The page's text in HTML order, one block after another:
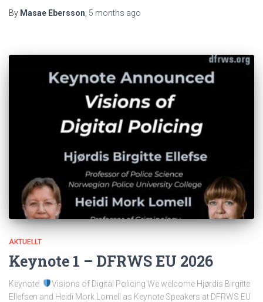
By Masae Ebersson, 5 months ago
AKTUELLT
Keynote 1 – DFRWS EU 2026
Keynote:
Visions of Digital Policing We welcome Hjørdis Birgitte
Ellefsen and Heidi Mork Lomell as Keynote Speakers at DFRWS EU